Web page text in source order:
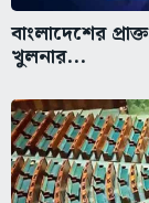
বাংলাদেশের
খুলনার...